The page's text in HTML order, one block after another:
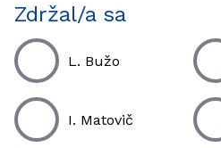
Zdržal/a sa
L. Bužo
I. Matovič